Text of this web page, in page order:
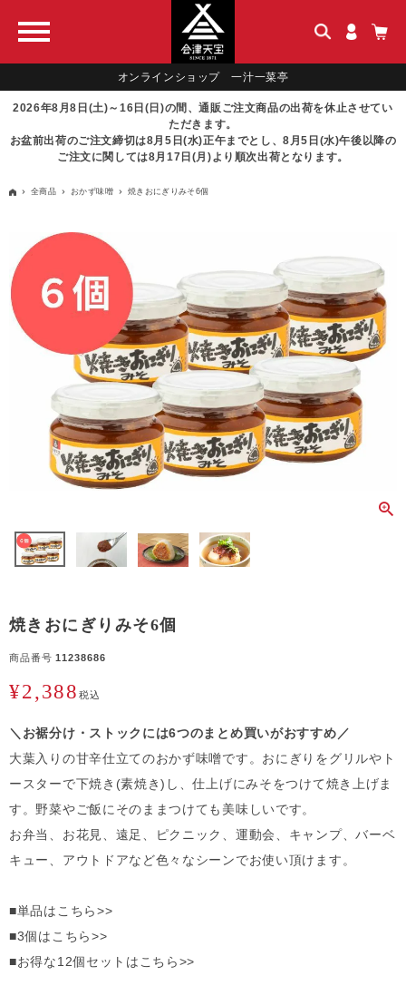
オンラインショップ 一汁一菜亭
2026年8月8日(土)～16日(日)の間、通販ご注文商品の出荷を休止させてい
ただきます。
お盆前出荷のご注文締切は8月5日(水)正午までとし、8月5日(水)午後以降の
ご注文に関しては8月17日(月)より順次出荷となります。
全商品 おかず味噌 焼きおにぎりみそ6個
焼きおにぎりみそ6個
商品番号 11238686
¥2,388税込
＼お裾分け・ストックには6つのまとめ買いがおすすめ／
大葉入りの甘辛仕立てのおかず味噌です。おにぎりをグリルやト
ースターで下焼き(素焼き)し、仕上げにみそをつけて焼き上げま
す。野菜やご飯にそのままつけても美味しいです。
お弁当、お花見、遠足、ピクニック、運動会、キャンプ、バーベ
キュー、アウトドアなど色々なシーンでお使い頂けます。
■単品はこちら>>
■3個はこちら>>
■お得な12個セットはこちら>>